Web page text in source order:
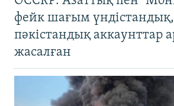
фейк шағым үндістандық,
пәкістандық аккаунттар
жасалған